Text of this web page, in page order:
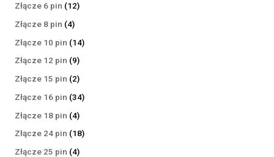
Złącze 6 pin 1212
Złącze 8 pin 44
produkty
Złącze 10 pin 1414
Złącze 12 pin 99
produktów
Złącze 15 pin 22
produkty
Złącze 16 pin 3434
Złącze 18 pin 44
produkty
Złącze 24 pin 1818
Złącze 25 pin 44